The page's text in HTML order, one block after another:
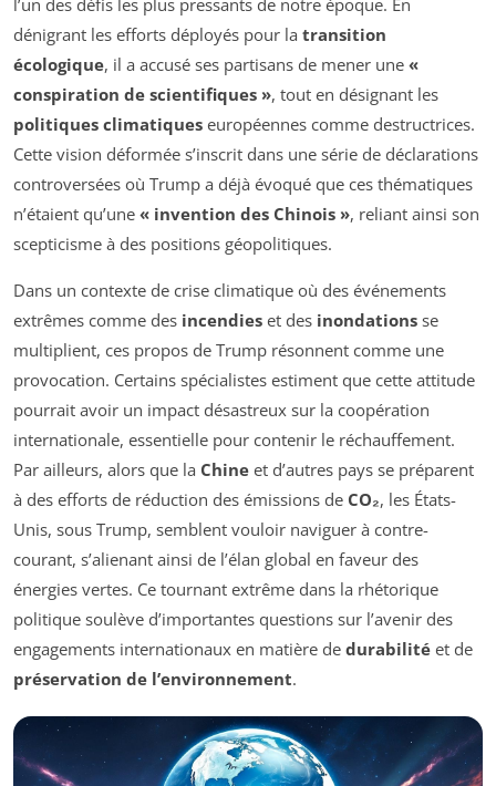
dénigrant les efforts déployés pour la transition
écologique, il a accusé ses partisans de mener une «
conspiration de scientifiques », tout en désignant les
politiques climatiques européennes comme destructrices.
Cette vision déformée s’inscrit dans une série de déclarations
controversées où Trump a déjà évoqué que ces thématiques
n’étaient qu’une « invention des Chinois », reliant ainsi son
scepticisme à des positions géopolitiques.
Dans un contexte de crise climatique où des événements
extrêmes comme des incendies et des inondations se
multiplient, ces propos de Trump résonnent comme une
provocation. Certains spécialistes estiment que cette attitude
pourrait avoir un impact désastreux sur la coopération
internationale, essentielle pour contenir le réchauffement.
Par ailleurs, alors que la Chine et d’autres pays se préparent
à des efforts de réduction des émissions de CO₂, les États-
Unis, sous Trump, semblent vouloir naviguer à contre-
courant, s’alienant ainsi de l’élan global en faveur des
énergies vertes. Ce tournant extrême dans la rhétorique
politique soulève d’importantes questions sur l’avenir des
engagements internationaux en matière de durabilité et de
préservation de l’environnement.